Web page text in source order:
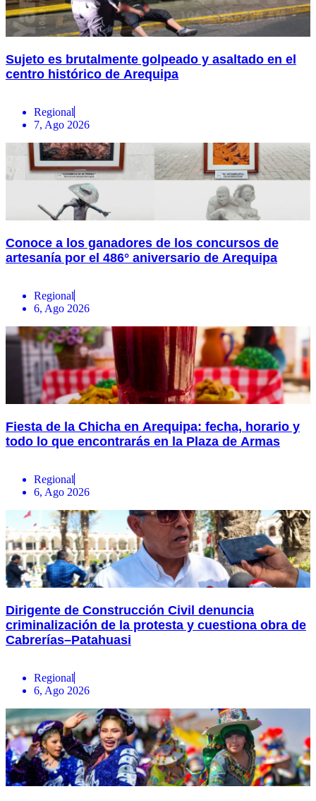
Sujeto es brutalmente golpeado y asaltado en el
centro histórico de Arequipa
Regional
7, Ago 2026
Conoce a los ganadores de los concursos de
artesanía por el 486° aniversario de Arequipa
Regional
6, Ago 2026
Fiesta de la Chicha en Arequipa: fecha, horario y
todo lo que encontrarás en la Plaza de Armas
Regional
6, Ago 2026
Dirigente de Construcción Civil denuncia
criminalización de la protesta y cuestiona obra de
Cabrerías–Patahuasi
Regional
6, Ago 2026